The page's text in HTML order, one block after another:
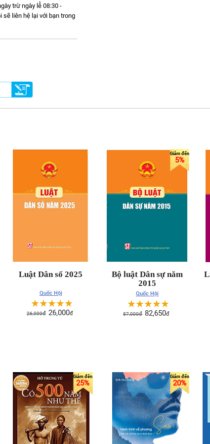
trừ ngày lễ 08:30 -
sẽ liên hệ lại với bạn trong
Luật Dân số 2025
Quốc Hội
☆☆☆☆☆
26,000đ 26,000đ
5%
Bộ luật Dân sự năm
2015
Quốc Hội
☆☆☆☆☆
87,000đ 82,650đ
25% 20%